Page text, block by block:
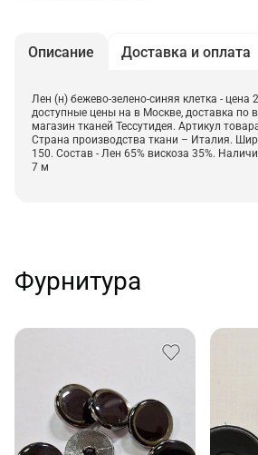
Описание Доставка и оплата
Лен (н) бежево-зелено-синяя клетка -
доступные цены на в Москве, доставка по
магазин тканей Тессутидея. Артикул
Страна производства ткани – Италия.
150. Состав - Лен 65% вискоза 35%.
7 м
Фурнитура